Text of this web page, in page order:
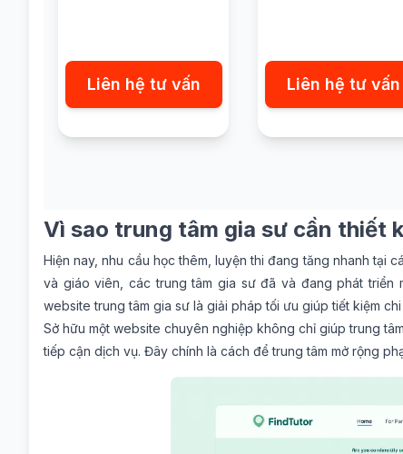
Liên hệ tư vấn Liên hệ tư vấn
Vì sao trung tâm gia sư cần thiết
Hiện nay, nhu cầu học thêm, luyện thi đang tăng nhanh tại
và giáo viên, các trung tâm gia sư đã và đang phát
website trung tâm gia sư là giải pháp tối ưu giúp tiết kiệm
Sở hữu một website chuyên nghiệp không chỉ giúp trung
tiếp cận dịch vụ. Đây chính là cách để trung tâm mở rộng